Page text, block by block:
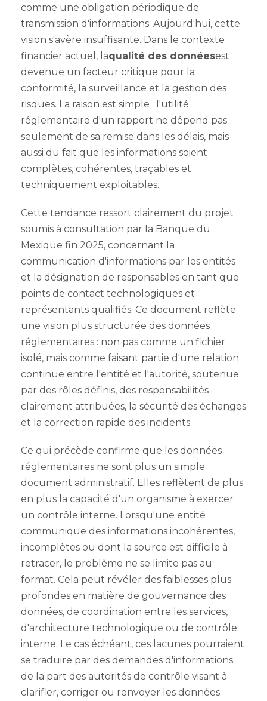
comme une obligation périodique de
transmission d'informations. Aujourd'hui, cette
vision s'avère insuffisante. Dans le contexte
financier actuel, laqualité des donnéesest
devenue un facteur critique pour la
conformité, la surveillance et la gestion des
risques. La raison est simple : l'utilité
réglementaire d'un rapport ne dépend pas
seulement de sa remise dans les délais, mais
aussi du fait que les informations soient
complètes, cohérentes, traçables et
techniquement exploitables.
Cette tendance ressort clairement du projet
soumis à consultation par la Banque du
Mexique fin 2025, concernant la
communication d'informations par les entités
et la désignation de responsables en tant que
points de contact technologiques et
représentants qualifiés. Ce document reflète
une vision plus structurée des données
réglementaires : non pas comme un fichier
isolé, mais comme faisant partie d'une relation
continue entre l'entité et l'autorité, soutenue
par des rôles définis, des responsabilités
clairement attribuées, la sécurité des échanges
et la correction rapide des incidents.
Ce qui précède confirme que les données
réglementaires ne sont plus un simple
document administratif. Elles reflètent de plus
en plus la capacité d'un organisme à exercer
un contrôle interne. Lorsqu'une entité
communique des informations incohérentes,
incomplètes ou dont la source est difficile à
retracer, le problème ne se limite pas au
format. Cela peut révéler des faiblesses plus
profondes en matière de gouvernance des
données, de coordination entre les services,
d'architecture technologique ou de contrôle
interne. Le cas échéant, ces lacunes pourraient
se traduire par des demandes d'informations
de la part des autorités de contrôle visant à
clarifier, corriger ou renvoyer les données.